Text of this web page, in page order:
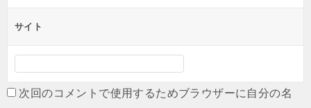
サイト
次回のコメントで使用するためブラウザーに自分の名